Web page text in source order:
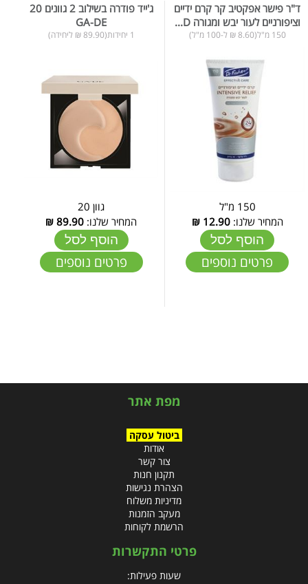
ד"ר פישר אפקטיב קר קרם ידיים
וציפורניים לעור יבש ומגורה D...
150 מ"ל(8.60 ₪ ל-100 מ"ל)
150 מ"ל
המחיר שלנו:12.90
₪
הוסף לסל
פרטים נוספים
ג'ייד פודרה בשילוב 2 גוונים 20
GA-DE
1 יחידות(89.90 ₪ ליחידה)
גוון 20
המחיר שלנו: 89.90
₪
הוסף לסל
פרטים נוספים
מפת אתר
ביטול עסקה
אודות
צור קשר
תקנון חנות
הצהרת נגישות
מדיניות משלוח
מעקב הזמנות
הרשמת לקוחות
פרטי התקשרות
שעות פעילות: